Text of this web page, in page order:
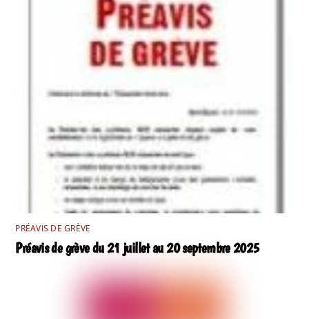
PRÉAVIS DE GRÈVE
Préavis de grève du 21 juillet au 20 septembre 2025